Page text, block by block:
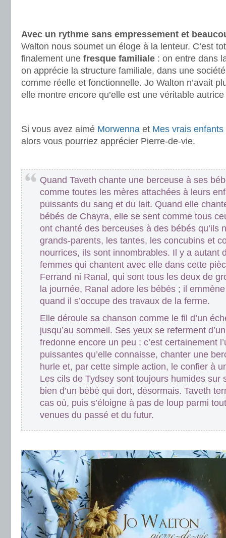
Avec un rythme sans empressement et
Walton nous soumet un éloge à la lenteur. C’est
finalement une fresque familiale : on entre dans
on apprécie la structure familiale, dans une
comme réelle et fonctionnelle. Jo Walton n’avait
elle montre encore qu’elle est une véritable
Si vous avez aimé Morwenna et Mes vrais enfants
alors vous pourriez apprécier Pierre-de-vie.
Quand Taveth chante une berceuse à ses
comme toutes les mères attachées à leurs
puissants du sang et du lait. Quand elle
bébés de Chayra, elle se sent comme tous
ont chanté des berceuses à des bébés qu’ils
grands-parents, les tantes, les concubins et
nourrices, ils sont innombrables. Il y a autant
femmes qui chantent avec elle dans cette
Ferrand ni Ranal, qui sont tous les deux de
la journée, Ranal adore les bébés ; il
quand il s’occupe des travaux de la ferme.
Elle déroule sa chanson comme le fil d’un
jusqu’au sommeil. Ses yeux se referment
fredonne encore un peu ; c’est certainement
puissantes qu’elle connaisse, chanter une
hurle et, par cette simple action, le confier à
Les cils de Tydsey sont toujours humides sur
bien d’un bébé qui dort, désormais. Taveth
cas où, puis s’éloigne à pas de loup parmi
venues du passé et du futur.